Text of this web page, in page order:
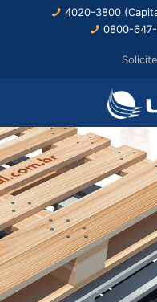
4020-3800
0800-